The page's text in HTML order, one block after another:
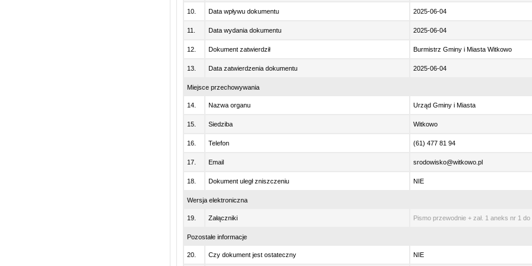
10. Data wpływu dokumentu 2025-06-04
11. Data wydania dokumentu 2025-06-04
12. Dokument zatwierdził Burmistrz Gminy i Miasta Witkowo
13. Data zatwierdzenia dokumentu 2025-06-04
Miejsce przechowywania
14. Nazwa organu Urząd Gminy i Miasta
15. Siedziba Witkowo
16. Telefon (61) 477 81 94
17. Email srodowisko@witkowo.pl
18. Dokument uległ zniszczeniu NIE
Wersja elektroniczna
19. Załączniki Pismo przewodnie + zał. 1 aneks nr 1
Pozostałe informacje
20. Czy dokument jest ostateczny NIE